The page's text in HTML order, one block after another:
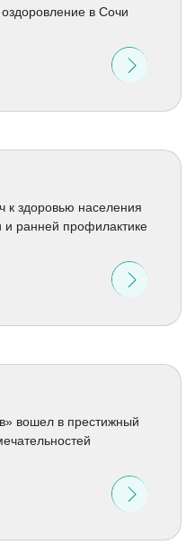
в Сочи
к здоровью населения
и ранней профилактике
вошел в престижный